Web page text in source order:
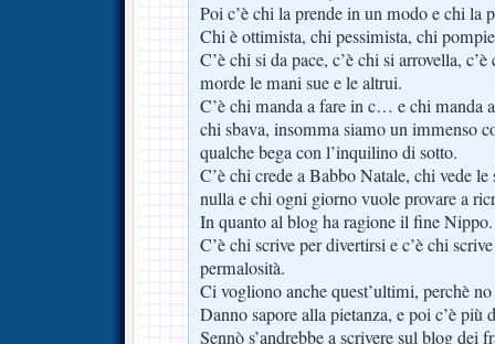
Poi c’è chi la prende in un modo e chi la
Chi è ottimista, chi pessimista, chi
C’è chi si da pace, c’è chi si arrovella,
morde le mani sue e le altrui.
C’è chi manda a fare in c… e chi manda
chi sbava, insomma siamo un immenso
qualche bega con l’inquilino di sotto.
C’è chi crede a Babbo Natale, chi vede
nulla e chi ogni giorno vuole provare a
In quanto al blog ha ragione il fine Nippo.
C’è chi scrive per divertirsi e c’è chi
permalosità.
Ci vogliono anche quest’ultimi, perchè
Danno sapore alla pietanza, e poi c’è più
Sennò s’andrebbe a scrivere sul blog dei